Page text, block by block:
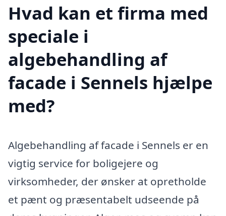
Hvad kan et firma med
speciale i
algebehandling af
facade i Sennels hjælpe
med?
Algebehandling af facade i Sennels er en
vigtig service for boligejere og
virksomheder, der ønsker at opretholde
et pænt og præsentabelt udseende på